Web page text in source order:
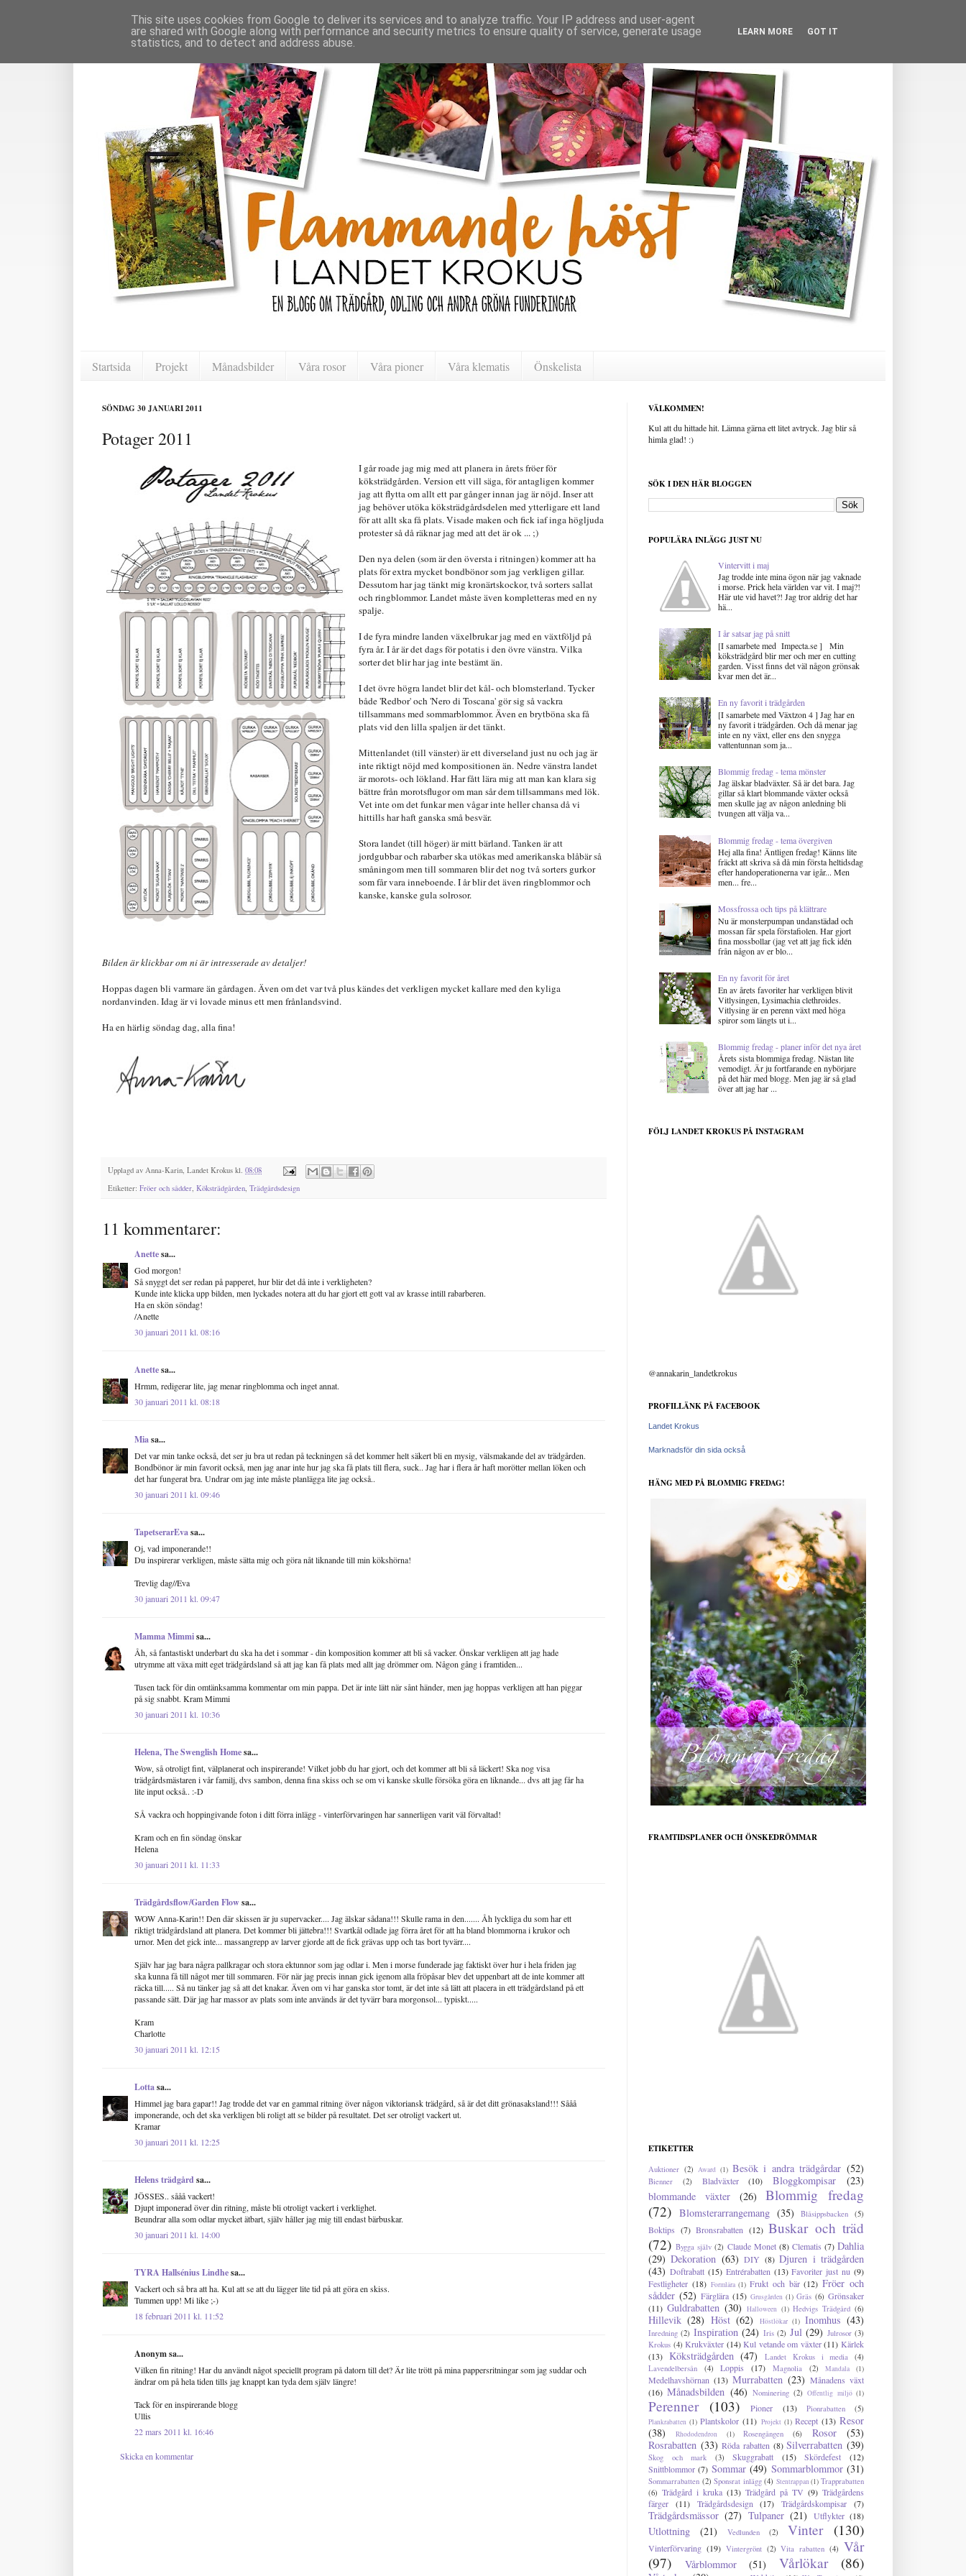
Startsida Projekt Månadsbilder Våra rosor Våra pioner Våra klematis Önskelista
SÖNDAG 30 JANUARI 2011
Potager 2011
I går roade jag mig med att planera in årets fröer för
köksträdgården. Version ett vill säga, för antagligen kommer
jag att flytta om allt ett par gånger innan jag är nöjd. Inser att
jag behöver utöka köksträdgårdsdelen med ytterligare ett land
för att allt ska få plats. Visade maken och fick iaf inga högljuda
protester så då räknar jag med att det är ok ... ;)
Den nya delen (som är den översta i ritningen) kommer att ha
plats för extra mycket bondbönor som jag verkligen gillar.
Dessutom har jag tänkt mig kronärtskockor, två sorters sallat
och ringblommor. Landet måste även kompletteras med en ny
spalje.
I de fyra mindre landen växelbrukar jag med en växtföljd på
fyra år. I år är det dags för potatis i den övre vänstra. Vilka
sorter det blir har jag inte bestämt än.
I det övre högra landet blir det kål- och blomsterland. Tycker
både 'Redbor' och 'Nero di Toscana' gör sig så vackra
tillsammans med sommarblommor. Även en brytböna ska få
plats vid den lilla spaljen är det tänkt.
Mittenlandet (till vänster) är ett diverseland just nu och jag är
inte riktigt nöjd med kompositionen än. Nedre vänstra landet
är morots- och lökland. Har fått lära mig att man kan klara sig
bättre från morotsflugor om man sår dem tillsammans med lök.
Vet inte om det funkar men vågar inte heller chansa då vi
hittills har haft ganska små besvär.
Stora landet (till höger) är mitt bärland. Tanken är att
jordgubbar och rabarber ska utökas med amerikanska blåbär så
småningom men till sommaren blir det nog två sorters gurkor
som får vara inneboende. I år blir det även ringblommor och
kanske, kanske gula solrosor.
Bilden är klickbar om ni är intresserade av detaljer!
Hoppas dagen bli varmare än gårdagen. Även om det var två plus kändes det verkligen mycket kallare med den kyliga
nordanvinden. Idag är vi lovade minus ett men frånlandsvind.
Ha en härlig söndag dag, alla fina!
Upplagd av Anna-Karin, Landet Krokus kl. 08:08
Etiketter: Fröer och sådder, Köksträdgården, Trädgårdsdesign
11 kommentarer:
Anettesa...
God morgon!
Så snyggt det ser redan på papperet, hur blir det då inte i verkligheten?
Kunde inte klicka upp bilden, men lyckades notera att du har gjort ett gott val av krasse intill rabarberen.
Ha en skön söndag!
/Anette
30 januari 2011 kl. 08:16
Anettesa...
Hrmm, redigerar lite, jag menar ringblomma och inget annat.
30 januari 2011 kl. 08:18
Miasa...
Det var min tanke också, det ser ju bra ut redan på teckningen så det kommer helt säkert bli en mysig, välsmakande del av trädgården.
Bondbönor är min favorit också, men jag anar inte hur jag ska få plats till flera, suck.. Jag har i flera år haft morötter mellan löken och
det har fungerat bra. Undrar om jag inte måste planlägga lite jag också..
30 januari 2011 kl. 09:46
TapetserarEvasa...
Oj, vad imponerande!!
Du inspirerar verkligen, måste sätta mig och göra nåt liknande till min kökshörna!
Trevlig dag//Eva
30 januari 2011 kl. 09:47
Mamma Mimmisa...
Åh, så fantastiskt underbart du ska ha det i sommar - din komposition kommer att bli så vacker. Önskar verkligen att jag hade
utrymme att växa mitt eget trädgårdsland så att jag kan få plats med allt jag drömmer om. Någon gång i framtiden...
Tusen tack för din omtänksamma kommentar om min pappa. Det är inte lätt när sånt händer, men jag hoppas verkligen att han piggar
på sig snabbt. Kram Mimmi
30 januari 2011 kl. 10:36
Helena, The Swenglish Homesa...
Wow, så otroligt fint, välplanerat och inspirerande! Vilket jobb du har gjort, och det kommer att bli så läckert! Ska nog visa
trädgårdsmästaren i vår familj, dvs sambon, denna fina skiss och se om vi kanske skulle försöka göra en liknande... dvs att jag får ha
lite input också.. :-D
SÅ vackra och hoppingivande foton i ditt förra inlägg - vinterförvaringen har sannerligen varit väl förvaltad!
Kram och en fin söndag önskar
Helena
30 januari 2011 kl. 11:33
Trädgårdsflow/Garden Flowsa...
WOW Anna-Karin!! Den där skissen är ju supervacker.... Jag älskar sådana!!! Skulle rama in den....... Åh lyckliga du som har ett
riktigt trädgårdsland att planera. Det kommer bli jättebra!!! Svartkål odlade jag förra året för att ha bland blommorna i krukor och
urnor. Men det gick inte... massangrepp av larver gjorde att de fick grävas upp och tas bort tyvärr....
Själv har jag bara några pallkragar och stora ektunnor som jag odlar i. Men i morse funderade jag faktiskt över hur i hela friden jag
ska kunna få till något mer till sommaren. För när jag precis innan gick igenom alla fröpåsar blev det uppenbart att de inte kommer att
räcka till..... Så nu tänker jag så att det knakar. Även om vi har ganska stor tomt, är det inte så lätt att placera in ett trädgårdsland på ett
passande sätt. Där jag har massor av plats som inte används är det tyvärr bara morgonsol... typiskt.....
Kram
Charlotte
30 januari 2011 kl. 12:15
Lottasa...
Himmel jag bara gapar!! Jag trodde det var en gammal ritning över någon viktoriansk trädgård, så är det ditt grönasaksland!!! Sååå
imponerande, och det ska verkligen bli roligt att se bilder på resultatet. Det ser otroligt vackert ut.
Kramar
30 januari 2011 kl. 12:25
Helens trädgård sa...
JÖSSES.. sååå vackert!
Djupt imponerad över din ritning, måste bli otroligt vackert i verklighet.
Beundrar alla som odlar mycket ätbart, själv håller jag mig till endast bärbuskar.
30 januari 2011 kl. 14:00
TYRA Hallsénius Lindhesa...
Vackert och så bra att ha. Kul att se att du lägger lite tid på att göra en skiss.
Tummen upp! Mi like ;-)
18 februari 2011 kl. 11:52
Anonym sa...
Vilken fin ritning! Har du användt något speciellt program på datorn till det? Är lite trött på mina pappersritningar som jag suddar och
ändrar om på hela tiden tills jag knappt kan tyda dem själv längre!
Tack för en inspirerande blogg
Ullis
22 mars 2011 kl. 16:46
Skicka en kommentar
VÄLKOMMEN!
Kul att du hittade hit. Lämna gärna ett litet avtryck. Jag blir så
himla glad! :)
SÖK I DEN HÄR BLOGGEN
POPULÄRA INLÄGG JUST NU
Vintervitt i maj
Jag trodde inte mina ögon när jag vaknade
i morse. Prick hela världen var vit. I maj?!
Här ute vid havet?! Jag tror aldrig det har
hä...
I år satsar jag på snitt
[I samarbete med Impecta.se ] Min
köksträdgård blir mer och mer en cutting
garden. Visst finns det väl någon grönsak
kvar men det är...
En ny favorit i trädgården
[I samarbete med Växtzon 4 ] Jag har en
ny favorit i trädgården. Och då menar jag
inte en ny växt, eller ens den snygga
vattentunnan som ja...
Blommig fredag - tema mönster
Jag älskar bladväxter. Så är det bara. Jag
gillar så klart blommande växter också
men skulle jag av någon anledning bli
tvungen att välja va...
Blommig fredag - tema övergiven
Hej alla fina! Äntligen fredag! Känns lite
fräckt att skriva så då min första heltidsdag
efter handoperationerna var igår... Men
men... fre...
Mossfrossa och tips på klättrare
Nu är monsterpumpan undanstädad och
mossan får spela förstafiolen. Har gjort
fina mossbollar (jag vet att jag fick idén
från någon av er blo...
En ny favorit för året
En av årets favoriter har verkligen blivit
Vitlysingen, Lysimachia clethroides.
Vitlysing är en perenn växt med höga
spiror som längts ut i...
Blommig fredag - planer inför det nya året
Årets sista blommiga fredag. Nästan lite
vemodigt. Är ju fortfarande en nybörjare
på det här med blogg. Men jag är så glad
över att jag har ...
FÖLJ LANDET KROKUS PÅ INSTAGRAM
@annakarin_landetkrokus
PROFILLÄNK PÅ FACEBOOK
Landet Krokus
Marknadsför din sida också
HÄNG MED PÅ BLOMMIG FREDAG!
FRAMTIDSPLANER OCH ÖNSKEDRÖMMAR
ETIKETTER
Auktioner (2) Award (1) Besök i andra trädgårdar (52)
Bienner (2) Bladväxter (10) Bloggkompisar
(23)
blommande växter
(26)
Blommig fredag
(72) Blomsterarrangemang (35) Blåsippsbacken (5)
Boktips (7) Bronsrabatten (12) Buskar och träd
(72) Bygga själv (2) Claude Monet (8) Clematis (7) Dahlia
(29) Dekoration (63) DIY (8) Djuren i trädgården
(43) Doftrabatt (15) Entrérabatten (13) Favoriter just nu (9)
Festligheter (18) Formlära (1) Frukt och bär (12) Fröer och
sådder (52) Färglära (15) Grusgården (1) Gräs (6) Grönsaker
(11) Guldrabatten (30) Halloween (1) Hedvigs Trädgård (6)
Hillevik (28) Höst (62) Höstlökar (1) Inomhus (43)
Inredning (2) Inspiration (24) Iris (2) Jul (29) Julrosor (3)
Krokus (4) Krukväxter (14) Kul vetande om växter (11) Kärlek
(13) Köksträdgården (47) Landet Krokus i media
(4)
Lavendelbersån
(4) Loppis (17) Magnolia (2) Mandala (1)
Medelhavshörnan (13) Murrabatten (23) Månadens växt
(16) Månadsbilden (46) Nominering (2) Offentlig miljö (1)
Perenner (103) Pioner (13) Pionrabatten (5)
Plankrabatten (1) Plantskolor (11) Projekt (1) Recept (13) Resor
(38)
Rhododendron (1) Rosengången (6) Rosor
(53)
Rosrabatten (33) Röda rabatten (8) Silverrabatten (39)
Skog och mark (3) Skuggrabatt (15) Skördefest
(12)
Snittblommor (7) Sommar (49) Sommarblommor (31)
Sommarrabatten (2) Sponsrat inlägg (4) Stentrappan(1) Trapprabatten
(6) Trädgård i kruka (13) Trädgård på TV (9) Trädgårdens
färger
(11) Trädgårdsdesign (17) Trädgårdskompisar (7)
Trädgårdsmässor (27) Tulpaner (21) Utflykter (18)
Utlottning (21) Vedlunden (2) Vinter (130)
Vinterförvaring (19) Vintergrönt (2) Vita rabatten (4) Vår
(97)
Vårblommor (51) Vårlökar (86)
This site uses cookies from Google to deliver its services and to analyze traffic. Your IP address and user-agent
are shared with Google along with performance and security metrics to ensure quality of service, generate usage
statistics, and to detect and address abuse.
LEARN MORE GOT IT